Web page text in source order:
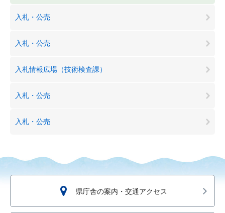
入札・公売
入札・公売
入札情報広場（技術検査課）
入札・公売
入札・公売
県庁舎の案内・交通アクセス